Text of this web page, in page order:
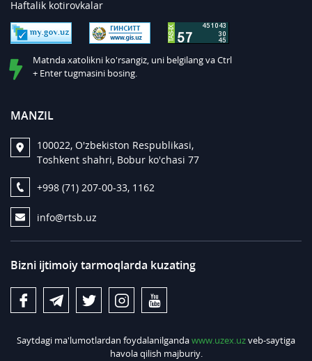
Haftalik kotirovkalar
Matnda xatolikni ko'rsangiz, uni belgilang va Ctrl
+ Enter tugmasini bosing.
MANZIL
100022, O'zbekiston Respublikasi,
Toshkent shahri, Bobur ko'chasi 77
+998 (71) 207-00-33, 1162
info@rtsb.uz
Bizni ijtimoiy tarmoqlarda kuzating
Saytdagi ma'lumotlardan foydalanilgandawww.uzex.uzveb-saytiga
havola qilish majburiy.